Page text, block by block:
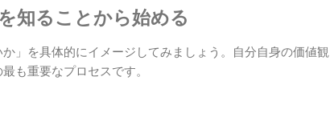
知ることから始める
」を具体的にイメージしてみましょう。自分自身の価値観
も重要なプロセスです。